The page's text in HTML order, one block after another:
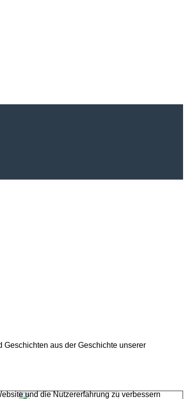
aus der Geschichte unserer
und die Nutzererfahrung zu verbessern